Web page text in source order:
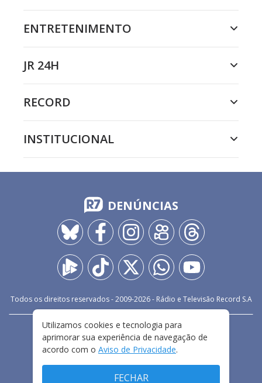
ENTRETENIMENTO
JR 24H
RECORD
INSTITUCIONAL
DENÚNCIAS
Todos os direitos reservados - 2009-2026- Rádio e Televisão Record S.A
FALE CONOSCO
PRIVACIDADE
TERMOS E CONDIÇÕES DE USO
Utilizamos cookies e tecnologia para
aprimorar sua experiência de navegação de
acordo com o Aviso de Privacidade.
FECHAR